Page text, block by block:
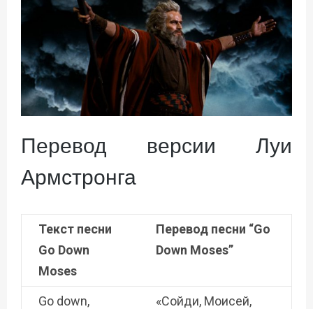
Перевод версии Луи
Армстронга
Текст песни
Go Down
Moses
Перевод песни “Go
Down Moses”
Go down,
«Сойди, Моисей,